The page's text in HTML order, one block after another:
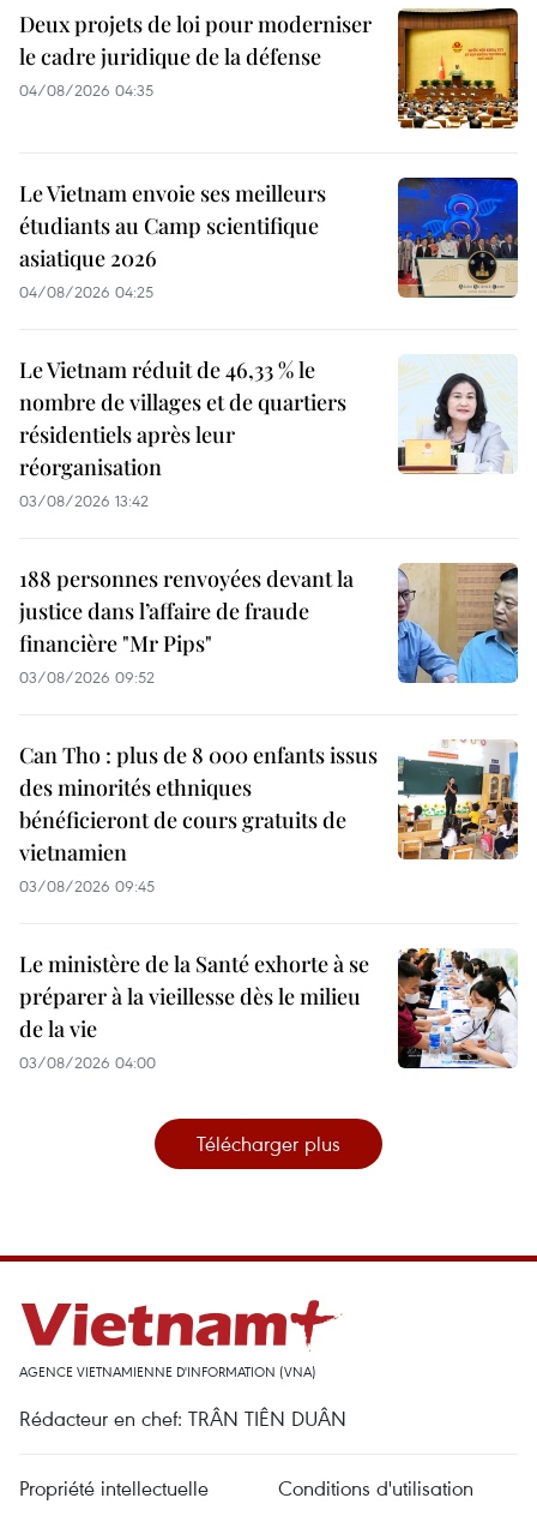
Deux projets de loi pour moderniser
le cadre juridique de la défense
04/08/2026 04:35
Le Vietnam envoie ses meilleurs
étudiants au Camp scientifique
asiatique 2026
04/08/2026 04:25
Le Vietnam réduit de 46,33 % le
nombre de villages et de quartiers
résidentiels après leur
réorganisation
03/08/2026 13:42
188 personnes renvoyées devant la
justice dans l’affaire de fraude
financière "Mr Pips"
03/08/2026 09:52
Can Tho : plus de 8 000 enfants issus
des minorités ethniques
bénéficieront de cours gratuits de
vietnamien
03/08/2026 09:45
Le ministère de la Santé exhorte à se
préparer à la vieillesse dès le milieu
de la vie
03/08/2026 04:00
Télécharger plus
AGENCE VIETNAMIENNE D'INFORMATION (VNA)
Rédacteur en chef: TRÂN TIÊN DUÂN
Propriété intellectuelle
Conditions d'utilisation